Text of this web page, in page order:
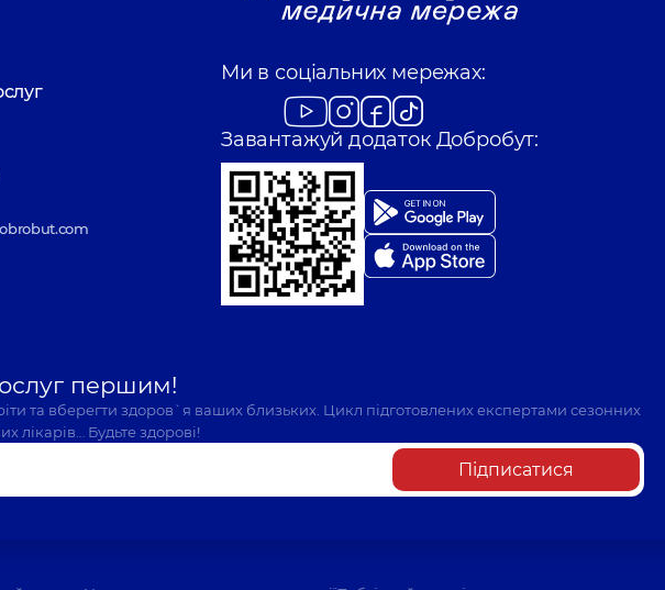
Ми в соціальних мережах:
Завантажуй додаток Добробут:
першим!
та вберегти здоров`я ваших близьких. Цикл підготовлених експертами сезонних
лікарів… Будьте здорові!
Підписатися